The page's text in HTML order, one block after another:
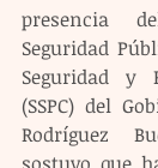
presencia
Seguridad
Seguridad y
(SSPC) del
Rodríguez